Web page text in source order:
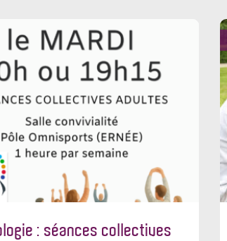
: séances collectives